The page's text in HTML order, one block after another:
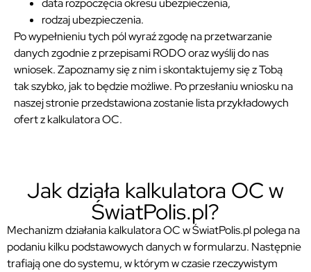
data rozpoczęcia okresu ubezpieczenia,
rodzaj ubezpieczenia.
Po wypełnieniu tych pól wyraź zgodę na przetwarzanie
danych zgodnie z przepisami RODO oraz wyślij do nas
wniosek. Zapoznamy się z nim i skontaktujemy się z Tobą
tak szybko, jak to będzie możliwe. Po przesłaniu wniosku na
naszej stronie przedstawiona zostanie lista przykładowych
ofert z kalkulatora OC.
Jak działa kalkulatora OC w
ŚwiatPolis.pl?
Mechanizm działania kalkulatora OC w ŚwiatPolis.pl polega na
podaniu kilku podstawowych danych w formularzu. Następnie
trafiają one do systemu, w którym w czasie rzeczywistym